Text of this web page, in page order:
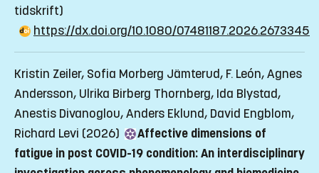
tidskrift)
https://dx.doi.org/10.1080/07481187.2026.2673345
Kristin Zeiler, Sofia Morberg Jämterud, F. León, Agnes
Andersson, Ulrika Birberg Thornberg, Ida Blystad,
Anestis Divanoglou, Anders Eklund, David Engblom,
Richard Levi (2026)
Affective dimensions of
fatigue in post COVID-19 condition: An interdisciplinary